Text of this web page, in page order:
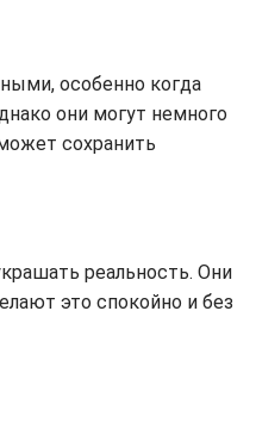
особенно когда
они могут немного
сохранить
реальность. Они
это спокойно и без